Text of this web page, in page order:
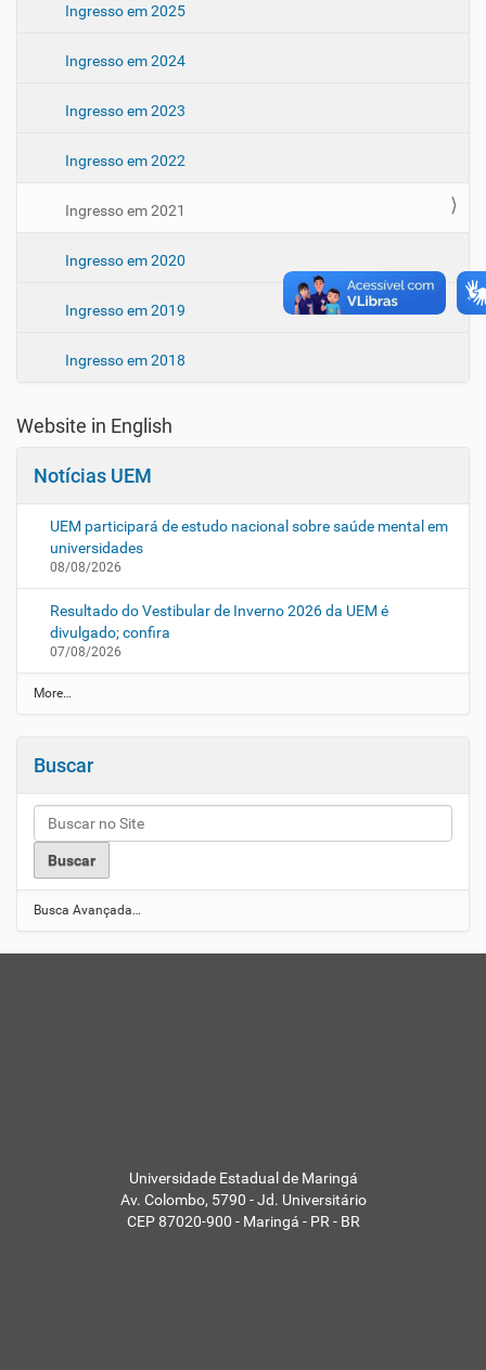
Ingresso em 2025
Ingresso em 2024
Ingresso em 2023
Ingresso em 2022
Ingresso em 2021
Ingresso em 2020
Ingresso em 2019
Ingresso em 2018
Website in English
Notícias UEM
UEM participará de estudo nacional sobre saúde mental em
universidades
08/08/2026
Resultado do Vestibular de Inverno 2026 da UEM é
divulgado; confira
07/08/2026
N
o
c
a
U
M
-
More…
Buscar
Busca Avançada…
Universidade Estadual de Maringá
Av. Colombo, 5790 - Jd. Universitário
CEP 87020-900 - Maringá - PR - BR